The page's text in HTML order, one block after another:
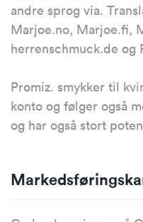
andre sprog via.
Marjoe.no, Marjoe.fi,
herrenschmuck.de og
Promiz. smykker til
konto og følger også
og har også stort